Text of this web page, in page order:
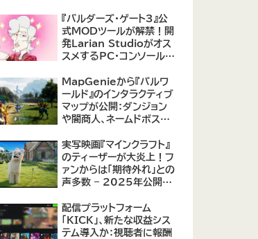
『バルダーズ・ゲート3』公
式MODツールが解禁！開
発Larian Studioがオス
スメするPC・コンソール向
MapGenieから『パルワ
ールド』のインタラクティブ
マップが公開：ダンジョン
や闇商人、ネームドボスの
実写映画『マインクラフト』
のティーザーが大炎上！フ
ァンからは「期待外れ」との
声多数 – 2025年公開予
配信プラットフォーム
「KICK」、新たな収益シス
テム導入か：視聴者に報酬